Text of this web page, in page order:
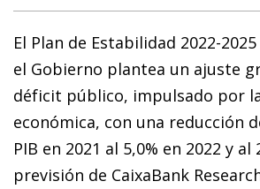
El Plan de Estabilidad 2022-
el Gobierno plantea un ajuste
déficit público, impulsado por
económica, con una reducción
PIB en 2021 al 5,0% en 2022 y al
previsión de CaixaBank